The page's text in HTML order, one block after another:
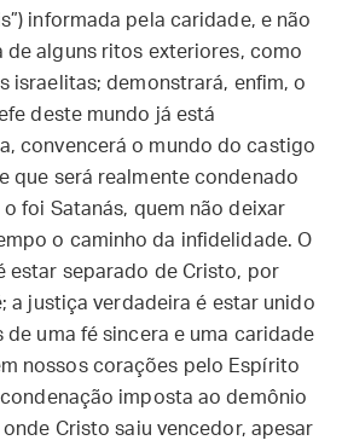
informada pela caridade, e não
de alguns ritos exteriores, como
israelitas; demonstrará, enfim, o
deste mundo já está
convencerá o mundo do castigo
que será realmente condenado
foi Satanás, quem não deixar
o caminho da infidelidade. O
estar separado de Cristo, por
a justiça verdadeira é estar unido
de uma fé sincera e uma caridade
nossos corações pelo Espírito
imposta ao demônio
Cristo saiu vencedor, apesar